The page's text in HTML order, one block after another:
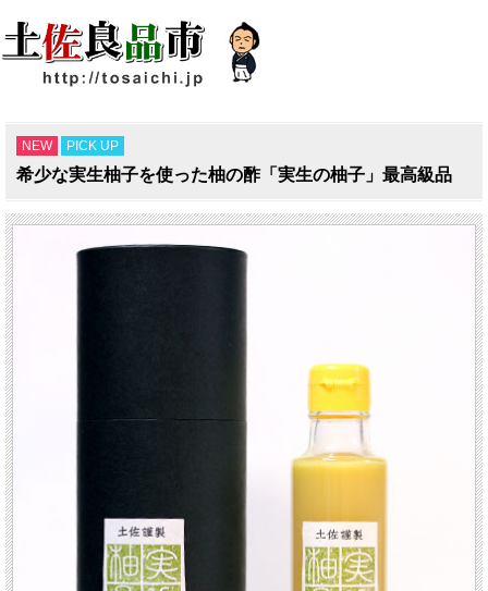
NEW PICK UP
希少な実生柚子を使った柚の酢「実生の柚子」最高級品